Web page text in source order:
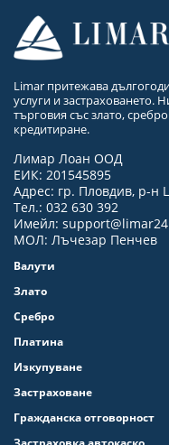
Limar притежава
услуги и застраховането.
търговия със злато,
кредитиране.
Лимар Лоан ООД
ЕИК: 201545895
Адрес: гр. Пловдив, р-н
Тел.: 032 630 392
Имейл:
МОЛ: Лъчезар Пенчев
Валути
Злато
Сребро
Платина
Изкупуване
Застраховане
Гражданска отговорност